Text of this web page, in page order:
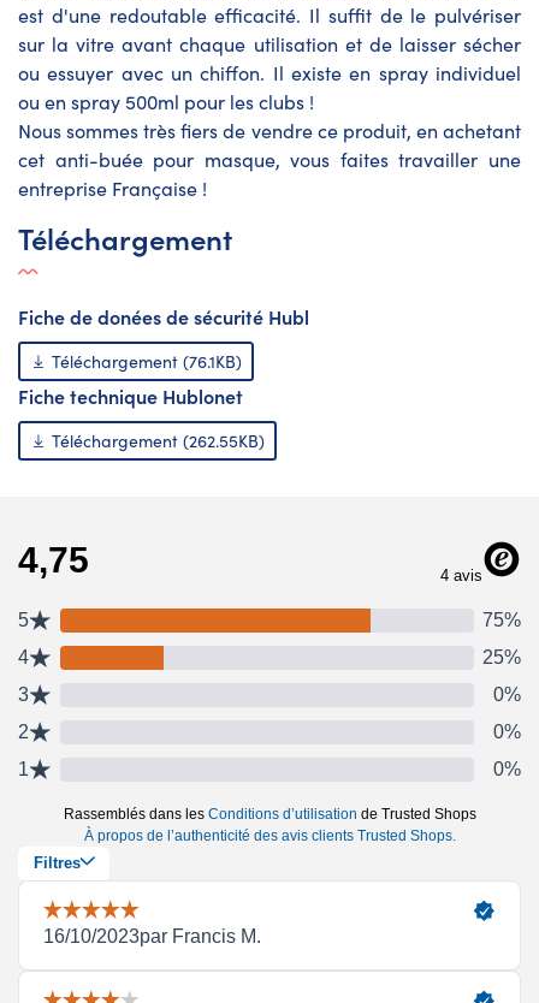
est d'une redoutable efficacité. Il suffit de le pulvériser
sur la vitre avant chaque utilisation et de laisser sécher
ou essuyer avec un chiffon. Il existe en spray individuel
ou en spray 500ml pour les clubs !
Nous sommes très fiers de vendre ce produit, en achetant
cet anti-buée pour masque, vous faites travailler une
entreprise Française !
Téléchargement
Fiche de donées de sécurité Hubl
Téléchargement (76.1KB)
Fiche technique Hublonet
Téléchargement (262.55KB)